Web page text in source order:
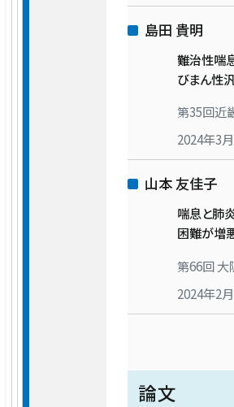
島田 貴明
難治性喘
びまん性
第35回近
2024年3
山本 友佳子
喘息と肺
困難が増
第66回
2024年2
論文